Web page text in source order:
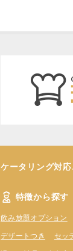
ケータリング対応
特徴から探す
飲み放題オプション
デザートつき セッ